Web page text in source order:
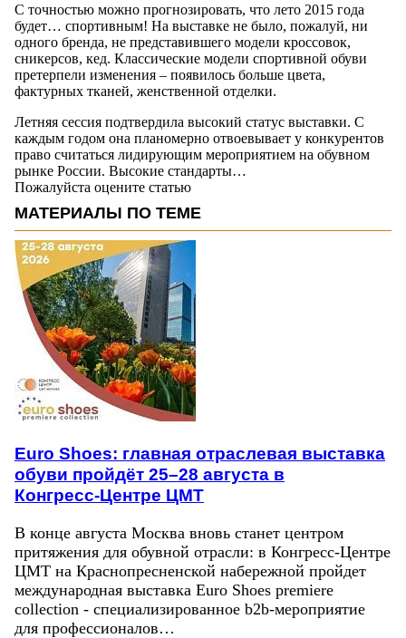
С точностью можно прогнозировать, что лето 2015 года
будет… спортивным! На выставке не было, пожалуй, ни
одного бренда, не представившего модели кроссовок,
сникерсов, кед. Классические модели спортивной обуви
претерпели изменения – появилось больше цвета,
фактурных тканей, женственной отделки.
Летняя сессия подтвердила высокий статус выставки. С
каждым годом она планомерно отвоевывает у конкурентов
право считаться лидирующим мероприятием на обувном
рынке России. Высокие стандарты…
Пожалуйста оцените статью
МАТЕРИАЛЫ ПО ТЕМЕ
Euro Shoes: главная отраслевая выставка
обуви пройдёт 25–28 августа в
Конгресс‑Центре ЦМТ
В конце августа Москва вновь станет центром
притяжения для обувной отрасли: в Конгресс-Центре
ЦМТ на Краснопресненской набережной пройдет
международная выставка Euro Shoes premiere
collection - специализированное b2b-мероприятие
для профессионалов…